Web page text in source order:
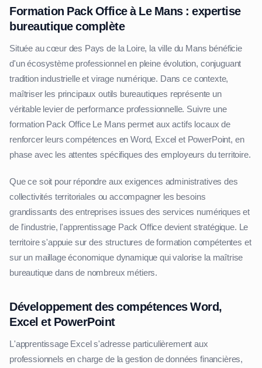
Formation Pack Office à Le Mans : expertise
bureautique complète
Située au cœur des Pays de la Loire, la ville du Mans bénéficie
d'un écosystème professionnel en pleine évolution, conjuguant
tradition industrielle et virage numérique. Dans ce contexte,
maîtriser les principaux outils bureautiques représente un
véritable levier de performance professionnelle. Suivre une
formation Pack Office Le Mans permet aux actifs locaux de
renforcer leurs compétences en Word, Excel et PowerPoint, en
phase avec les attentes spécifiques des employeurs du territoire.
Que ce soit pour répondre aux exigences administratives des
collectivités territoriales ou accompagner les besoins
grandissants des entreprises issues des services numériques et
de l'industrie, l'apprentissage Pack Office devient stratégique. Le
territoire s'appuie sur des structures de formation compétentes et
sur un maillage économique dynamique qui valorise la maîtrise
bureautique dans de nombreux métiers.
Développement des compétences Word,
Excel et PowerPoint
L'apprentissage Excel s'adresse particulièrement aux
professionnels en charge de la gestion de données financières,